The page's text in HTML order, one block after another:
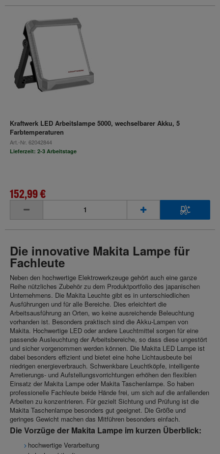
Kraftwerk LED Arbeitslampe 5000, wechselbarer Akku, 5
Farbtemperaturen
Art.-Nr. 62042844
Lieferzeit: 2-3 Arbeitstage
152,99 €
Die innovative Makita Lampe für
Fachleute
Neben den hochwertige Elektrowerkzeuge gehört auch eine ganze
Reihe nützliches Zubehör zu dem Produktportfolio des japanischen
Unternehmens. Die Makita Leuchte gibt es in unterschiedlichen
Ausführungen und für alle Bereiche. Dies erleichtert die
Arbeitsausführung an Orten, wo keine ausreichende Beleuchtung
vorhanden ist. Besonders praktisch sind die Akku-Lampen von
Makita. Hochwertige LED oder andere Leuchtmittel sorgen für eine
passende Ausleuchtung der Arbeitsbereiche, so dass diese ungestört
und sicher vorgenommen werden können. Die Makita LED Lampe ist
dabei besonders effizient und bietet eine hohe Lichtausbeute bei
niedrigen energieverbrauch. Schwenkbare Leuchtköpfe, intelligente
Arretierungs- und Aufstellungsvorrichtungen erhöhen den flexiblen
Einsatz der Makita Lampe oder Makita Taschenlampe. So haben
professionelle Fachleute beide Hände frei, um sich auf die anfallenden
Arbeiten zu konzentrieren. Für gezielt Sichtung und Prüfung ist die
Makita Taschenlampe besonders gut geeignet. Die Größe und
geringes Gewicht machen das Mitführen besonders einfach.
Die Vorzüge der Makita Lampe im kurzen Überblick:
hochwertige Verarbeitung